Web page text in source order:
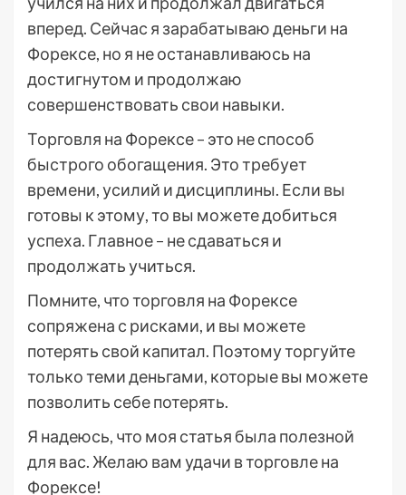
вперед. Сейчас я зарабатываю деньги на
Форексе, но я не останавливаюсь на
достигнутом и продолжаю
совершенствовать свои навыки.
Торговля на Форексе – это не способ
быстрого обогащения. Это требует
времени, усилий и дисциплины. Если вы
готовы к этому, то вы можете добиться
успеха. Главное – не сдаваться и
продолжать учиться.
Помните, что торговля на Форексе
сопряжена с рисками, и вы можете
потерять свой капитал. Поэтому торгуйте
только теми деньгами, которые вы можете
позволить себе потерять.
Я надеюсь, что моя статья была полезной
для вас. Желаю вам удачи в торговле на
Форексе!